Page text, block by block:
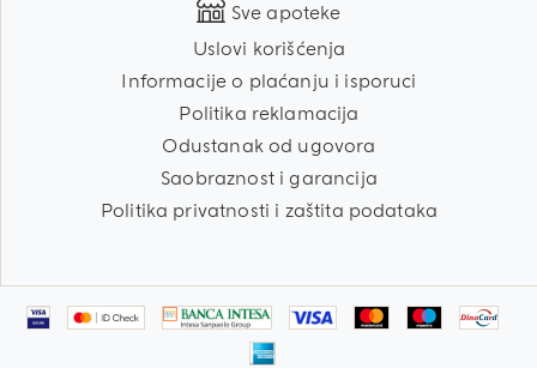
Sve apoteke
Uslovi korišćenja
Informacije o plaćanju i isporuci
Politika reklamacija
Odustanak od ugovora
Saobraznost i garancija
Politika privatnosti i zaštita podataka